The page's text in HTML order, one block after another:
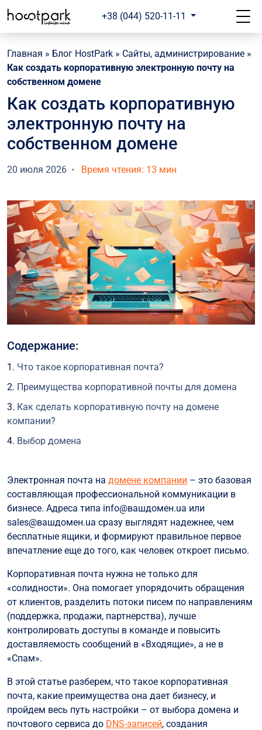
+38 (044) 520-11-11
Главная » Блог HostPark » Сайты, администрирование »
Как создать корпоративную электронную почту на
собственном домене
Как создать корпоративную
электронную почту на
собственном домене
20 июля 2026 Время чтения: 13 мин
Содержание:
Что такое корпоративная почта?
Преимущества корпоративной почты для домена
Как сделать корпоративную почту на домене
компании?
Выбор домена
Регистрация
Конфигурация DNS
Создание учетных записей
Конфигурация клиентов почты
Как правильно назвать корпоративную почту
Вывод
Электронная почта на домене компании – это базовая
составляющая профессиональной коммуникации в
бизнесе. Адреса типа info@вашдомен.ua или
sales@вашдомен.ua сразу выглядят надежнее, чем
бесплатные ящики, и формируют правильное первое
впечатление еще до того, как человек откроет письмо.
Корпоративная почта нужна не только для
«солидности». Она помогает упорядочить обращения
от клиентов, разделить потоки писем по направлениям
(поддержка, продажи, партнерства), лучше
контролировать доступы в команде и повысить
доставляемость сообщений в «Входящие», а не в
«Спам».
В этой статье разберем, что такое корпоративная
почта, какие преимущества она дает бизнесу, и
пройдем весь путь настройки – от выбора домена и
почтового сервиса до DNS-записей, создания